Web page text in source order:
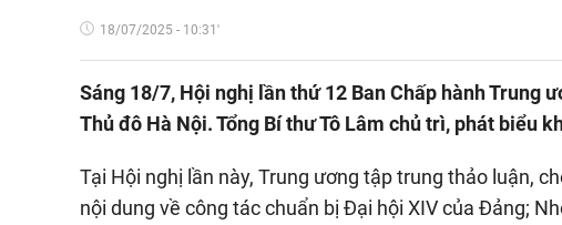
18/07/2025 - 10:31'
Sáng 18/7, Hội nghị lần thứ 12 Ban Chấp hành Trung
Thủ đô Hà Nội. Tổng Bí thư Tô Lâm chủ trì, phát biểu
Tại Hội nghị lần này, Trung ương tập trung thảo luận,
nội dung về công tác chuẩn bị Đại hội XIV của Đảng;